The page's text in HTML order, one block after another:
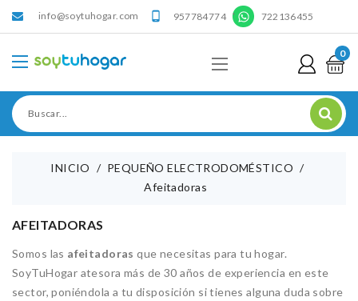
info@soytuhogar.com  957784774 ' 722136455
0
INICIO
PEQUEÑO ELECTRODOMÉSTICO
Afeitadoras
AFEITADORAS
Somos las afeitadoras que necesitas para tu hogar.
SoyTuHogar atesora más de 30 años de experiencia en este
sector, poniéndola a tu disposición si tienes alguna duda sobre